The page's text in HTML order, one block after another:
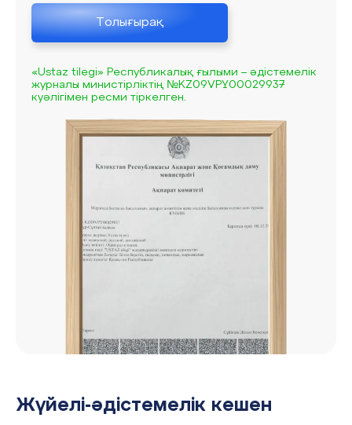
Толығырақ
«Ustaz tilegi» Республикалық ғылыми – әдістемелік
журналы министірліктің №KZ09VPY00029937
куәлігімен ресми тіркелген.
Жүйелі-әдістемелік кешен